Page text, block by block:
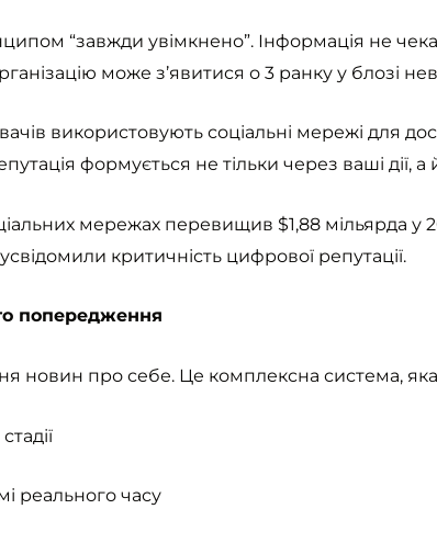
“завжди увімкнено”. Інформація не
може з’явитися о 3 ранку у блозі
використовують соціальні мережі для
формується не тільки через ваші дії, а
мережах перевищив $1,88 мільярда у
критичність цифрової репутації.
попередження
новин про себе. Це комплексна система, яка
реального часу